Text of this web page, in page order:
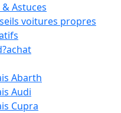
Astuces
voitures propres
Abarth
Audi
Cupra